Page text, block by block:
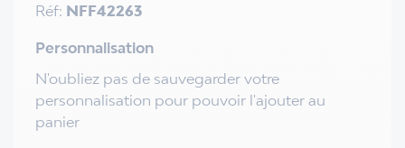
Réf: NFF42263
Personnalisation
N'oubliez pas de sauvegarder votre
personnalisation pour pouvoir l'ajouter au
panier